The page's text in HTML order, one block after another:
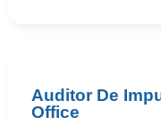
Auditor De
Office